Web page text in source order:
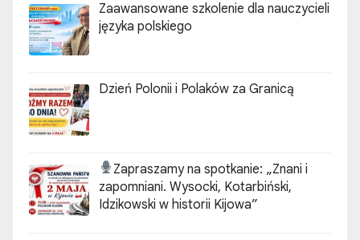
Zaawansowane szkolenie dla nauczycieli
języka polskiego
Dzień Polonii i Polaków za Granicą
Zapraszamy na spotkanie: „Znani i
zapomniani. Wysocki, Kotarbiński,
Idzikowski w historii Kijowa”